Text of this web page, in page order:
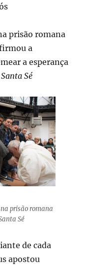
prisão romana
a
a esperança
Sé
prisão romana
Sé
de cada
apostou